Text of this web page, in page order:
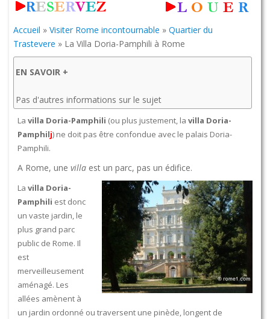
Accueil » Visiter Rome incontournable » Quartier du
Trastevere » La Villa Doria-Pamphili à Rome
EN SAVOIR +
Pas d'autres informations sur le sujet
La villa Doria-Pamphili (ou plus justement, la villa Doria-
Pamphilj) ne doit pas être confondue avec le palais Doria-
Pamphili.
A Rome, une villa est un parc, pas un édifice.
La villa Doria-
Pamphili est donc
un vaste jardin, le
plus grand parc
public de Rome. Il
est
merveilleusement
aménagé. Les
allées amènent à
un jardin ordonné ou traversent une pinède, longent de